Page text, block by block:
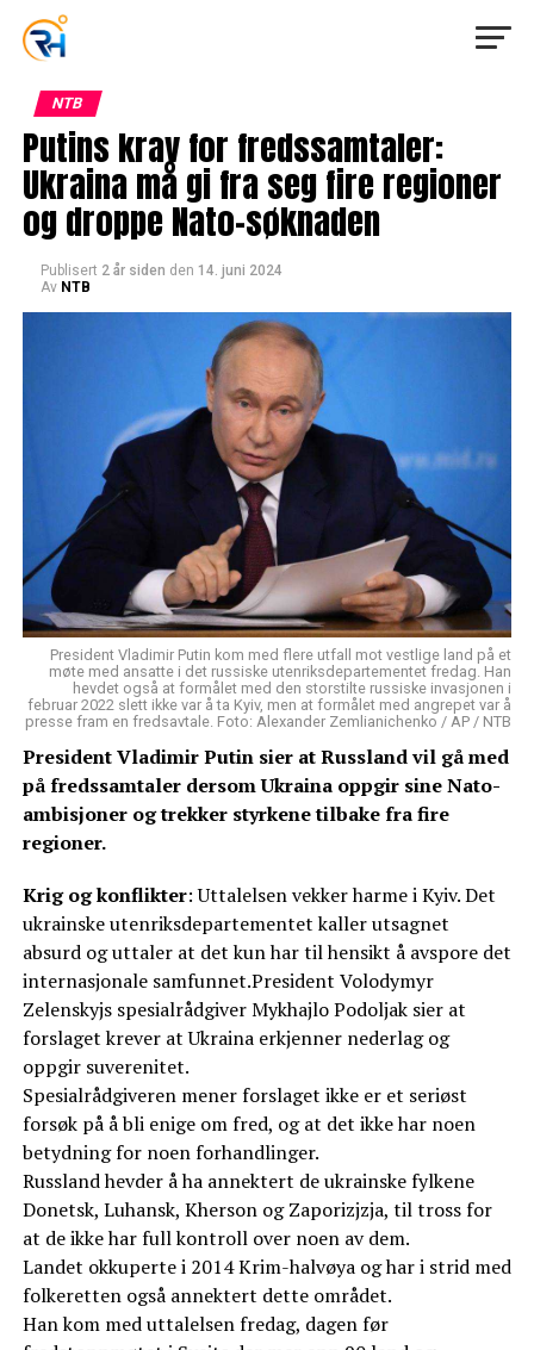
NTB
Putins krav for fredssamtaler:
Ukraina må gi fra seg fire regioner
og droppe Nato-søknaden
Publisert 2 år siden den 14. juni 2024
Av NTB
President Vladimir Putin kom med flere utfall mot vestlige land på et
møte med ansatte i det russiske utenriksdepartementet fredag. Han
hevdet også at formålet med den storstilte russiske invasjonen i
februar 2022 slett ikke var å ta Kyiv, men at formålet med angrepet var å
presse fram en fredsavtale. Foto: Alexander Zemlianichenko / AP / NTB
President Vladimir Putin sier at Russland vil gå med
på fredssamtaler dersom Ukraina oppgir sine Nato-
ambisjoner og trekker styrkene tilbake fra fire
regioner.
Krig og konflikter: Uttalelsen vekker harme i Kyiv. Det
ukrainske utenriksdepartementet kaller utsagnet
absurd og uttaler at det kun har til hensikt å avspore det
internasjonale samfunnet.President Volodymyr
Zelenskyjs spesialrådgiver Mykhajlo Podoljak sier at
forslaget krever at Ukraina erkjenner nederlag og
oppgir suverenitet.
Spesialrådgiveren mener forslaget ikke er et seriøst
forsøk på å bli enige om fred, og at det ikke har noen
betydning for noen forhandlinger.
Russland hevder å ha annektert de ukrainske fylkene
Donetsk, Luhansk, Kherson og Zaporizjzja, til tross for
at de ikke har full kontroll over noen av dem.
Landet okkuperte i 2014 Krim-halvøya og har i strid med
folkeretten også annektert dette området.
Han kom med uttalelsen fredag, dagen før